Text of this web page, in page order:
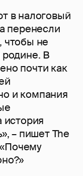
в налоговый
перенесли
чтобы не
родине. В
почти как
и компания
история
– пишет The
«Почему